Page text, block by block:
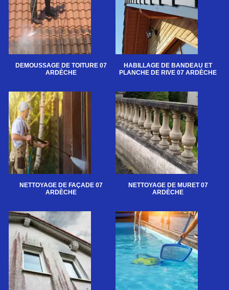
DEMOUSSAGE DE TOITURE 07
ARDÈCHE
HABILLAGE DE BANDEAU ET
PLANCHE DE RIVE 07 ARDÈCHE
NETTOYAGE DE FAÇADE 07
ARDÈCHE
NETTOYAGE DE MURET 07
ARDÈCHE